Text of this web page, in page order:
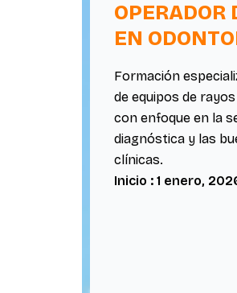
OPERADOR
EN
Formación
de equipos de
con enfoque en la
diagnóstica y las
clínicas.
Inicio : 1 enero,